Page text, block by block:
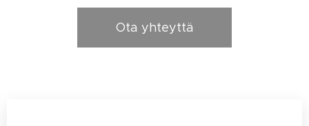
Ota yhteyttä